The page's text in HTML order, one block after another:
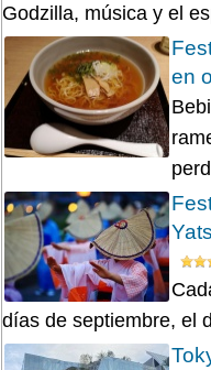
Godzilla, música y el
en
días de septiembre, el